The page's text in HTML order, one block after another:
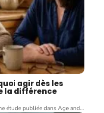
agir dès les
la différence
étude publiée dans Age and…